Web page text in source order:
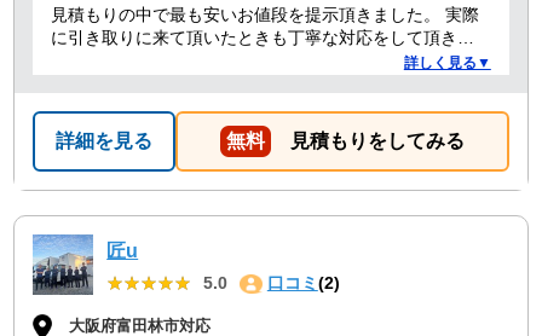
見積もりの中で最も安いお値段を提示頂きました。 実際
に引き取りに来て頂いたときも丁寧な対応をして頂き、
詳しく見る▼
詳細を見る 無料 見積もりをしてみる
匠u
★★★★★
★★★★★ 5.0 口コミ (2)
大阪府富田林市対応